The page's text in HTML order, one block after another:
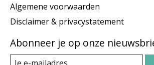
Algemene voorwaarden
Disclaimer & privacystatement
Abonneer je op onze